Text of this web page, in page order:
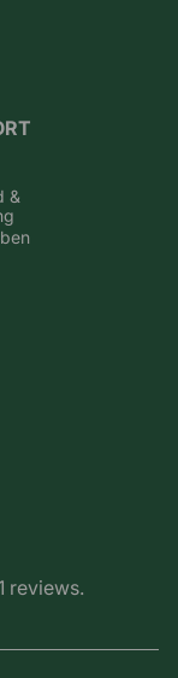
&
reviews.